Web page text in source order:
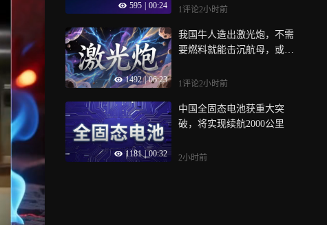
595 00:24 1评论2小时前
1492 | 06:23
我国牛人造出激光炮，不需
要燃料就能击沉航母，或将
1评论2小时前
1181 00:32
中国全固态电池获重大突
破，将实现续航2000公里
2小时前